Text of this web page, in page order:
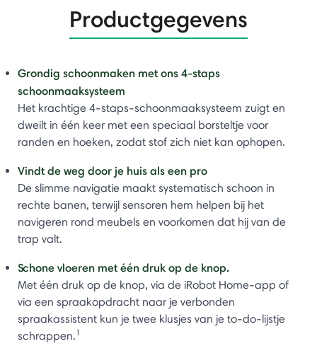
Productgegevens
Grondig schoonmaken met ons 4-staps
schoonmaaksysteem​
Het krachtige 4-staps-schoonmaaksysteem zuigt en
dweilt in één keer met een speciaal borsteltje voor
randen en hoeken, zodat stof zich niet kan ophopen.
Vindt de weg door je huis als een pro​
De slimme navigatie maakt systematisch schoon in
rechte banen, terwijl sensoren hem helpen bij het
navigeren rond meubels en voorkomen dat hij van de
trap valt.
Schone vloeren met één druk op de knop.
Met één druk op de knop, via de iRobot Home-app of
via een spraakopdracht naar je verbonden
spraakassistent kun je twee klusjes van je to-do-lijstje
schrappen.1